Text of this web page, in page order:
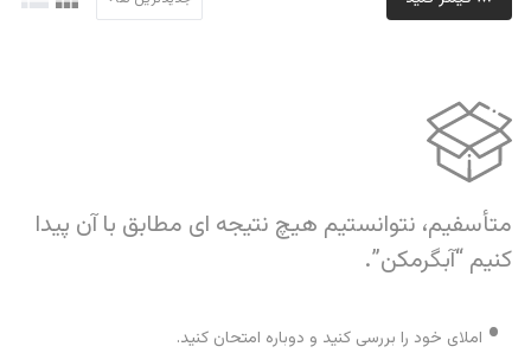
متأسفیم، نتوانستیم هیچ نتیجه ای مطابق با آن پیدا
کنیم “آبگرمکن”.
املای خود را بررسی کنید و دوباره امتحان کنید.